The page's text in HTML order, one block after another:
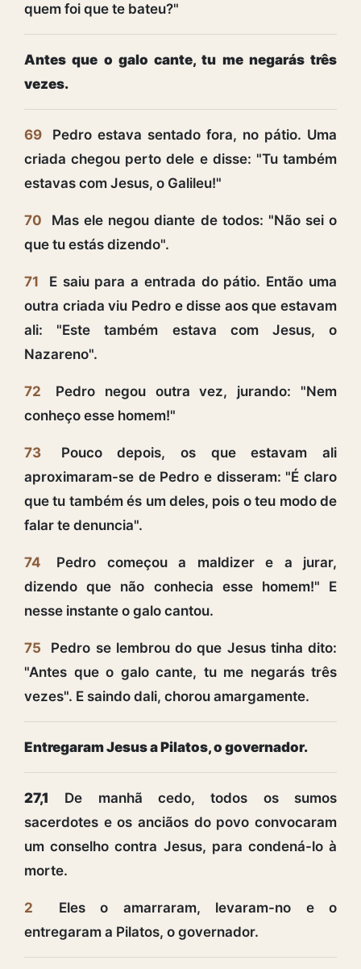
quem foi que te bateu?"
Antes que o galo cante, tu me negarás três
vezes.
69
Pedro estava sentado fora, no pátio. Uma
criada chegou perto dele e disse: "Tu também
estavas com Jesus, o Galileu!"
70
Mas ele negou diante de todos: "Não sei o
que tu estás dizendo".
71
E saiu para a entrada do pátio. Então uma
outra criada viu Pedro e disse aos que estavam
ali: "Este também estava com Jesus, o
Nazareno".
72
Pedro negou outra vez, jurando: "Nem
conheço esse homem!"
73
Pouco depois, os que estavam ali
aproximaram-se de Pedro e disseram: "É claro
que tu também és um deles, pois o teu modo de
falar te denuncia".
74
Pedro começou a maldizer e a jurar,
dizendo que não conhecia esse homem!" E
nesse instante o galo cantou.
75
Pedro se lembrou do que Jesus tinha dito:
"Antes que o galo cante, tu me negarás três
vezes". E saindo dali, chorou amargamente.
Entregaram Jesus a Pilatos, o governador.
27,1 De manhã cedo, todos os sumos
sacerdotes e os anciãos do povo convocaram
um conselho contra Jesus, para condená-lo à
morte.
2
Eles o amarraram, levaram-no e o
entregaram a Pilatos, o governador.